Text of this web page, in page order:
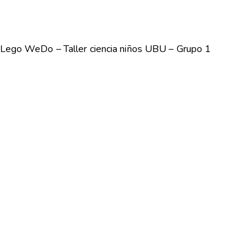
Lego WeDo – Taller ciencia niños UBU – Grupo 1